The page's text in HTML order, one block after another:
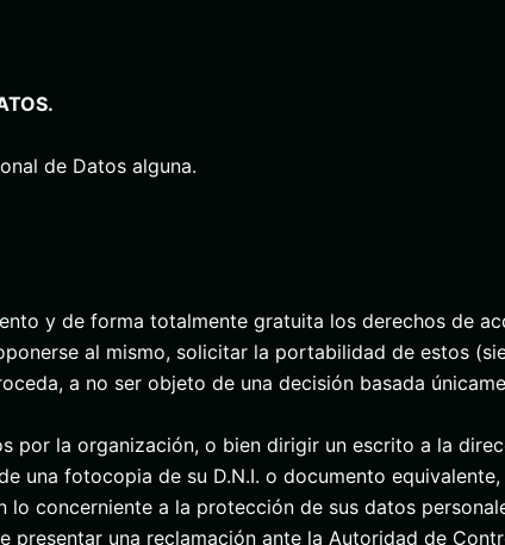
de Datos alguna.
y de forma totalmente gratuita los derechos de
al mismo, solicitar la portabilidad de estos
a no ser objeto de una decisión basada
por la organización, o bien dirigir un escrito a la
una fotocopia de su D.N.I. o documento
lo concerniente a la protección de sus datos
presentar una reclamación ante la Autoridad de